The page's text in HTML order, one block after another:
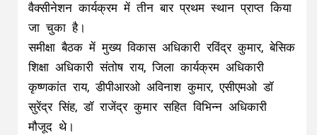
वैक्सीनेशन कार्यक्रम में तीन बार प्रथम स्थान प्राप्त किया
जा चुका है।
समीक्षा बैठक में मुख्य विकास अधिकारी रविंद्र कुमार, बेसिक
शिक्षा अधिकारी संतोष राय, जिला कार्यक्रम अधिकारी
कृष्णकांत राय, डीपीआरओ अविनाश कुमार, एसीएमओ डॉ
सुरेंद्र सिंह, डॉ राजेंद्र कुमार सहित विभिन्न अधिकारी
मौजूद थे।